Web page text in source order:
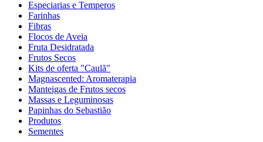
Especiarias e Temperos
Farinhas
Fibras
Flocos de Aveia
Fruta Desidratada
Frutos Secos
Kits de oferta "Caulã"
Magnascented: Aromaterapia
Manteigas de Frutos secos
Massas e Leguminosas
Papinhas do Sebastião
Produtos
Sementes